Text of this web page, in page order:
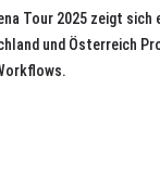
Tour 2025 zeigt
und Österreich